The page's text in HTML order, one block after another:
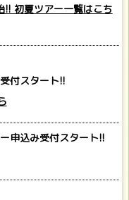
!! 初夏ツアー一覧はこち
付スタート!!
申込み受付スタート!!